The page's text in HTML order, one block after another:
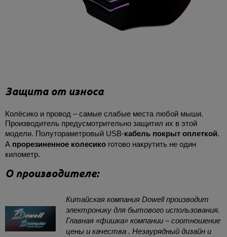
Защита от износа
Колёсико и провод – самые слабые места любой мыши.
Производитель предусмотрительно защитил их в этой
модели. Полутораметровый USB-кабель покрыт оплеткой.
А прорезиненное колесико готово накрутить не один
километр.
О производителе:
Китайская компания Dowell производит
электронику для бытового использования.
Главная «фишка» компании – соотношение
цены и качества . Незаурядный дизайн и